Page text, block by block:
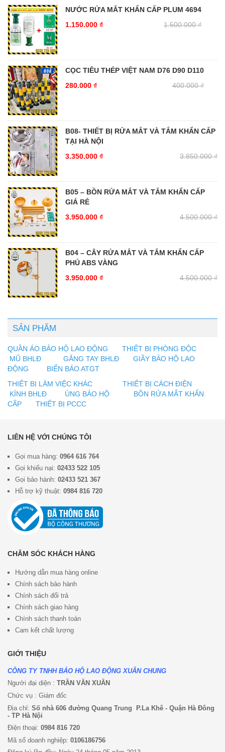
NƯỚC RỬA MẮT KHẨN CẤP PLUM 4694
1.500.000₫
1.150.000 ₫
CỌC TIÊU THÉP VIỆT NAM D76 D90 D110
400.000₫
280.000 ₫
B08- THIẾT BỊ RỬA MẮT VÀ TẮM KHẨN CẤP
TẠI HÀ NỘI
3.850.000₫
3.350.000 ₫
B05 – BỒN RỬA MẮT VÀ TẮM KHẨN CẤP
GIÁ RẺ
4.500.000₫
3.950.000 ₫
B04 – CÂY RỬA MẮT VÀ TẮM KHẨN CẤP
PHỦ ABS VÀNG
4.500.000₫
3.950.000 ₫
SẢN PHẨM
QUẦN ÁO BẢO HỘ LAO ĐỘNG
THIẾT BỊ PHÒNG ĐỘC
MŨ BHLĐ
GĂNG TAY BHLĐ
GIẦY BẢO HỘ LAO
ĐỘNG
BIỂN BÁO ATGT
THIẾT BỊ LÀM VIỆC KHÁC
THIẾT BỊ CÁCH ĐIỆN
KÍNH BHLĐ
ỦNG BẢO HỘ
BỒN RỬA MẮT KHẨN
CẤP
THIẾT BỊ PCCC
LIÊN HỆ VỚI CHÚNG TÔI
Gọi mua hàng: 0964 616 764
Gọi khiếu nại: 02433 522 105
Gọi bảo hành: 02433 521 367
Hỗ trợ kỹ thuật: 0984 816 720
CHĂM SÓC KHÁCH HÀNG
Hướng dẫn mua hàng online
Chính sách bảo hành
Chính sách đổi trả
Chính sách giao hàng
Chính sách thanh toán
Cam kết chất lượng
GIỚI THIỆU
CÔNG TY TNHH BẢO HỘ LAO ĐỘNG XUÂN CHUNG
Người đại diện : TRẦN VĂN XUÂN
Chức vụ : Giám đốc
Địa chỉ: Số nhà 606 đường Quang Trung P.La Khê - Quận Hà Đông
- TP Hà Nội
Điện thoại: 0984 816 720
Mã số doanh nghiệp: 0106186756